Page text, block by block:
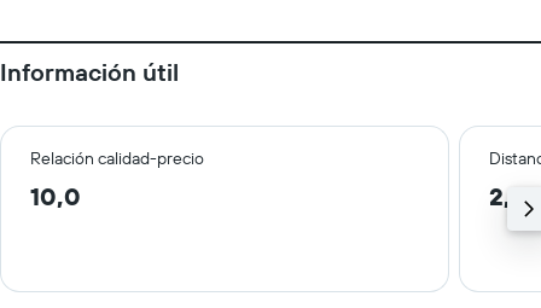
Información útil
Relación calidad-precio
10,0 2,7